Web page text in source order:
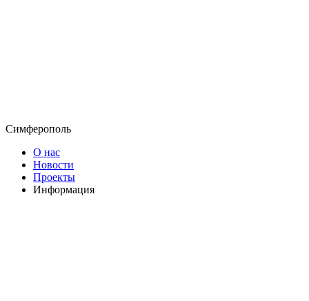
Симферополь
О нас
Новости
Проекты
Информация